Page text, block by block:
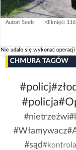
Autor: Seeb Kliknięć:
Nie udało się wykonać
CHMURA TAGÓW
#policj
#policja
#nietrzeźwi
#Włamywacz
#sąd